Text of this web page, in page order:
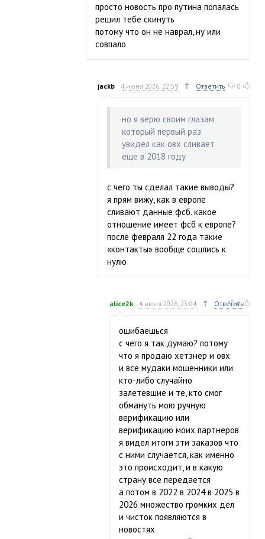
просто новость про путина попалась
решил тебе скинуть
потому что он не наврал, ну или
совпало
jackb 4 июня 2026, 22:59 ↑ 0
Ответить
но я верю своим глазам
который первый раз
увидел как овх сливает
еще в 2018 году
с чего ты сделал такие выводы?
я прям вижу, как в европе
сливают данные фсб. какое
отношение имеет фсб к европе?
после февраля 22 года такие
«контакты» вообще сошлись к
нулю
alice2k 4 июня 2026, 23:04 ↑ 0
Ответить
ошибаешься
с чего я так думаю? потому
что я продаю хетзнер и овх
и все мудаки мошенники или
кто-либо случайно
залетевшие и те, кто смог
обмануть мою ручную
верификацию или
верификацию моих партнеров
я видел итоги эти заказов что
с ними случается, как именно
это происходит, и в какую
страну все передается
а потом в 2022 в 2024 в 2025 в
2026 множество громких дел
и чисток появляются в
новостях